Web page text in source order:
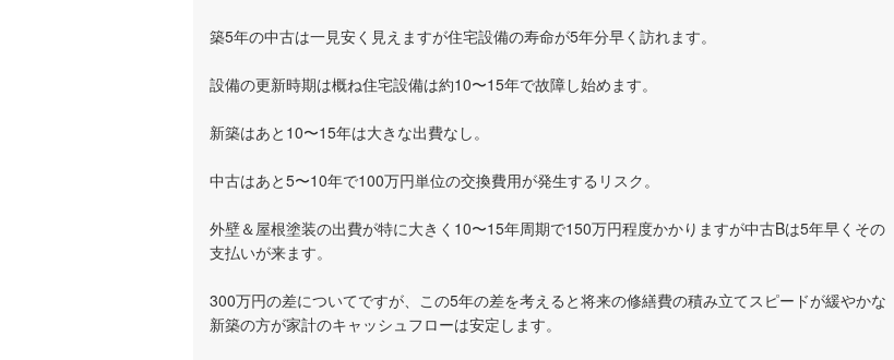
築5年の中古は一見安く見えますが住宅設備の寿命が5年分早く訪れます。
設備の更新時期は概ね住宅設備は約10〜15年で故障し始めます。
新築はあと10〜15年は大きな出費なし。
中古はあと5〜10年で100万円単位の交換費用が発生するリスク。
外壁＆屋根塗装の出費が特に大きく10〜15年周期で150万円程度かかりますが中古Bは5年早くその
支払いが来ます。
300万円の差についてですが、この5年の差を考えると将来の修繕費の積み立てスピードが緩やかな
新築の方が家計のキャッシュフローは安定します。